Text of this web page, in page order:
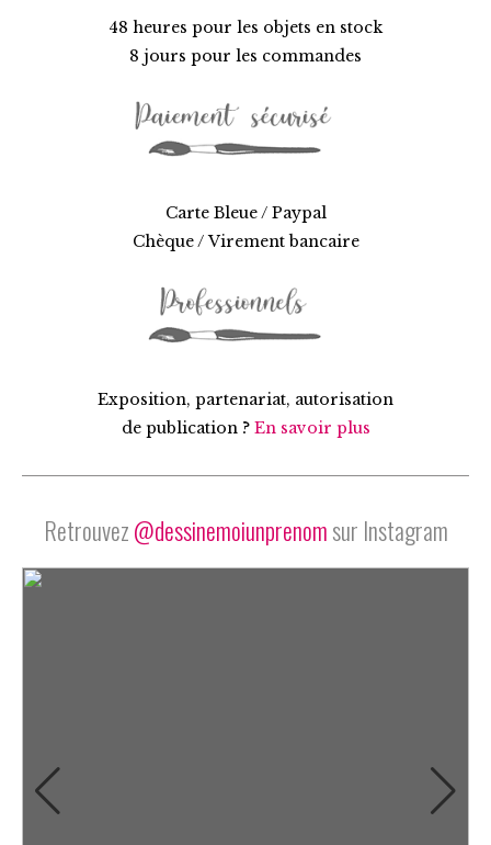
48 heures pour les objets en stock
8 jours pour les commandes
Carte Bleue / Paypal
Chèque / Virement bancaire
Exposition, partenariat, autorisation
de publication ? En savoir plus
Retrouvez@dessinemoiunprenomsur Instagram